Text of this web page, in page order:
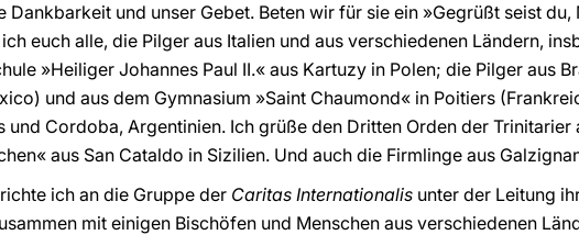
Dankbarkeit und unser Gebet. Beten wir für sie ein »Gegrüßt seist du,
euch alle, die Pilger aus Italien und aus verschiedenen Ländern,
»Heiliger Johannes Paul II.« aus Kartuzy in Polen; die Pilger aus
und aus dem Gymnasium »Saint Chaumond« in Poitiers
und Cordoba, Argentinien. Ich grüße den Dritten Orden der Trinitarier
aus San Cataldo in Sizilien. Und auch die Firmlinge aus
ich an die Gruppe der Caritas Internationalis unter der Leitung
mit einigen Bischöfen und Menschen aus verschiedenen